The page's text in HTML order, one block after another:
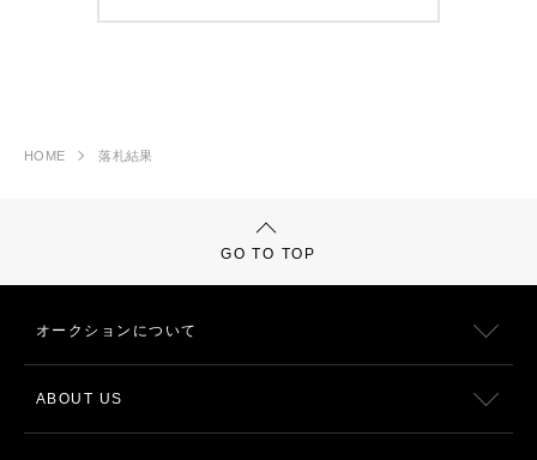
HOME 落札結果
GO TO TOP
オークションについて
ABOUT US